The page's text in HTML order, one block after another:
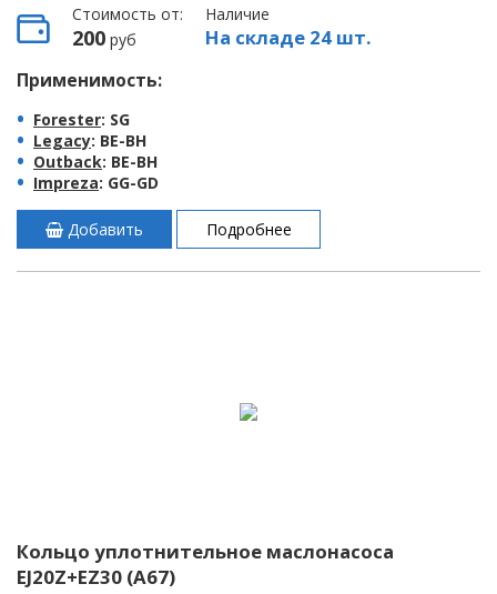
Стоимость от:
200 руб
Наличие
На складе 24 шт.
Применимость:
Forester: SG
Legacy: BE-BH
Outback: BE-BH
Impreza: GG-GD
Добавить Подробнее
Кольцо уплотнительное маслонасоса
EJ20Z+EZ30 (A67)